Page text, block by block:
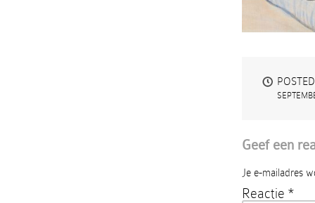
Geef een
Je e-mailadres
Reactie *